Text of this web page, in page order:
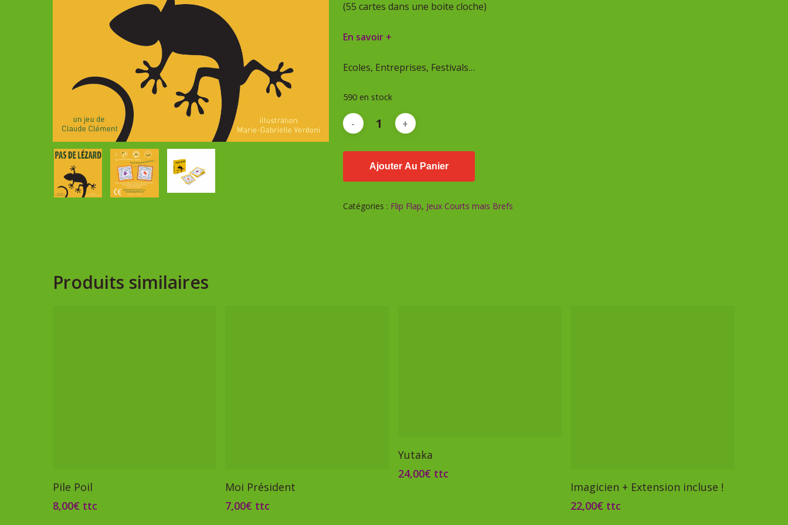
(55 cartes dans une boite cloche)
En savoir +
Ecoles, Entreprises, Festivals…
590 en stock
Ajouter Au Panier
Catégories : Flip Flap, Jeux Courts mais Brefs
Produits similaires
Pile Poil
8,00€ ttc
Lire La Suite
Moi Président
7,00€ ttc
Yutaka
24,00€ ttc
Ajouter Au Panier
Imagicien + Extension incluse !
22,00€ ttc